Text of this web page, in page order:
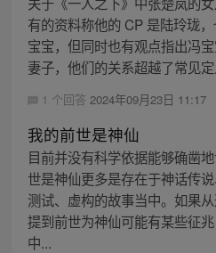
有的资料称他的 CP 是陆玲珑
宝宝，但同时也有观点指出冯
妻子，他们的关系超越了常见
1 个回答 2024年09月23日 11:17
我的前世是神仙
目前并没有科学依据能够确凿
世是神仙更多是存在于神话传
测试、虚构的故事当中。如果
提到前世为神仙可能有某些征
中...